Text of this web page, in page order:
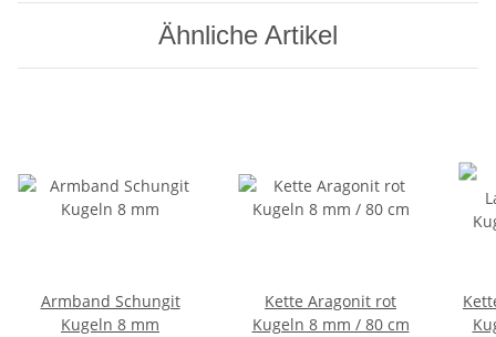
Ähnliche Artikel
Armband Schungit
Kugeln 8 mm
Kette Aragonit rot
Kugeln 8 mm / 80 cm